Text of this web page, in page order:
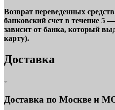
Возврат переведенных
банковский счет в течение 5
зависит от банка, который
карту).
Доставка
Доставка по Москве и